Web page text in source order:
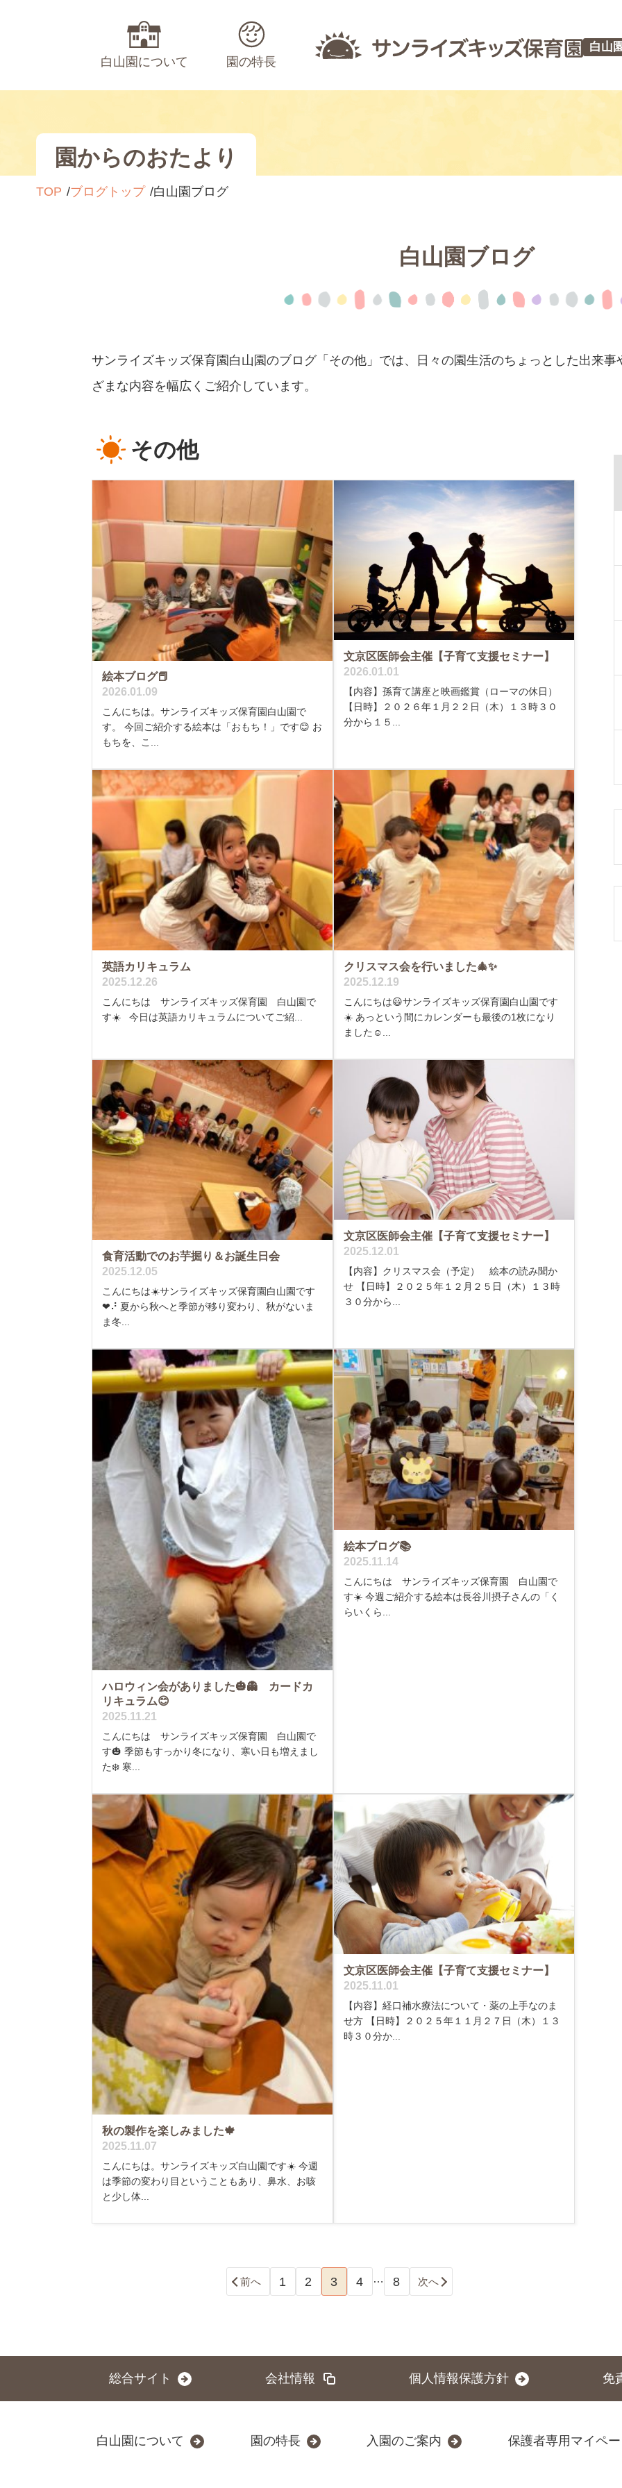
白山園について 園の特長
白山
園からのおたより
TOP ブログトップ 白山園ブログ
白山園ブログ
サンライズキッズ保育園白山園のブログ「その他」では、日々の園生活のちょっとした出来
ざまな内容を幅広くご紹介しています。
その他
絵本ブログ📕
2026.01.09
こんにちは。サンライズキッズ保育園白山園で
す。 今回ご紹介する絵本は「おもち！」です😊 お
もちを、こ...
文京区医師会主催【子育て支援セミナー】
2026.01.01
【内容】孫育て講座と映画鑑賞（ローマの休日）
【日時】２０２６年１月２２日（木）１３時３０
分から１５...
英語カリキュラム
2025.12.26
こんにちは サンライズキッズ保育園 白山園で
す☀️ 今日は英語カリキュラムについてご紹...
クリスマス会を行いました🎄✨
2025.12.19
こんにちは😃サンライズキッズ保育園白山園です
☀️ あっという間にカレンダーも最後の1枚になり
ました☺...
食育活動でのお芋掘り＆お誕生日会
2025.12.05
こんにちは☀️サンライズキッズ保育園白山園です
❤︎︎⠜ 夏から秋へと季節が移り変わり、秋がないま
ま冬...
文京区医師会主催【子育て支援セミナー】
2025.12.01
【内容】クリスマス会（予定） 絵本の読み聞か
せ 【日時】２０２５年１２月２５日（木）１３時
３０分から...
ハロウィン会がありました🎃👻 カードカ
リキュラム😊
2025.11.21
こんにちは サンライズキッズ保育園 白山園で
す🎃 季節もすっかり冬になり、寒い日も増えまし
た❄️ 寒...
絵本ブログ📚
2025.11.14
こんにちは サンライズキッズ保育園 白山園で
す☀️ 今週ご紹介する絵本は長谷川摂子さんの「く
らいくら...
秋の製作を楽しみました🍁
2025.11.07
こんにちは。サンライズキッズ白山園です☀️ 今週
は季節の変わり目ということもあり、鼻水、お咳
と少し体...
文京区医師会主催【子育て支援セミナー】
2025.11.01
【内容】経口補水療法について・薬の上手なのま
せ方 【日時】２０２５年１１月２７日（木）１３
時３０分か...
前へ 1 2 3 4 … 8 次へ
総合サイト 会社情報 個人情報保護方針 免
白山園について 園の特長 入園のご案内 保護者専用マイペ